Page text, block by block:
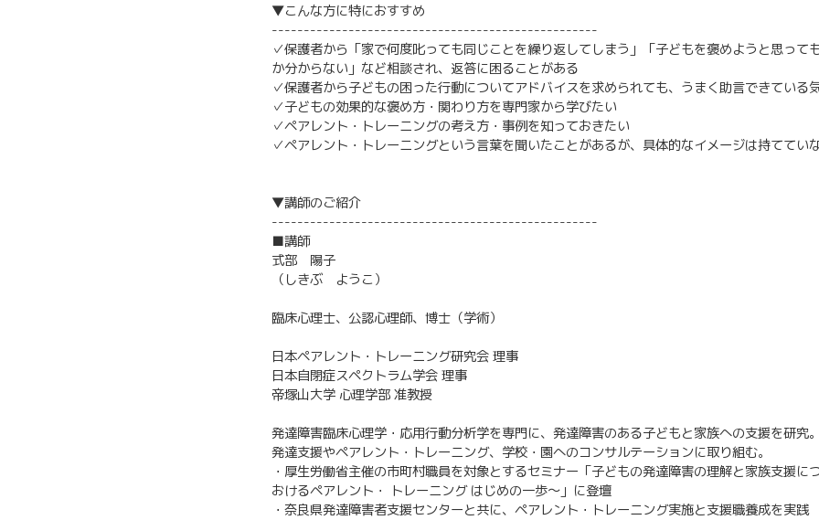
▼こんな方に特におすすめ
---------------------------------------------------
✓保護者から「家で何度叱っても同じことを繰り返してしまう」「子どもを褒めようと思って
か分からない」など相談され、返答に困ることがある
✓保護者から子どもの困った行動についてアドバイスを求められても、うまく助言できている
✓子どもの効果的な褒め方・関わり方を専門家から学びたい
✓ペアレント・トレーニングの考え方・事例を知っておきたい
✓ペアレント・トレーニングという言葉を聞いたことがあるが、具体的なイメージは持ててい
▼講師のご紹介
---------------------------------------------------
■講師
式部 陽子
（しきぶ ようこ）
臨床心理士、公認心理師、博士（学術）
日本ペアレント・トレーニング研究会 理事
日本自閉症スペクトラム学会 理事
帝塚山大学 心理学部 准教授
発達障害臨床心理学・応用行動分析学を専門に、発達障害のある子どもと家族への支援を研究。
発達支援やペアレント・トレーニング、学校・園へのコンサルテーションに取り組む。
・厚生労働省主催の市町村職員を対象とするセミナー「子どもの発達障害の理解と家族支援に
おけるペアレント・ トレーニング はじめの一歩〜」に登壇
・奈良県発達障害者支援センターと共に、ペアレント・トレーニング実施と支援職養成を実践